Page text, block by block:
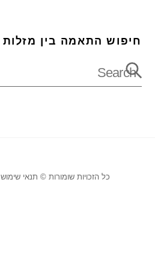
חיפוש התאמה בין מזלות
כל הזכויות שומורות © תנאי שימוש